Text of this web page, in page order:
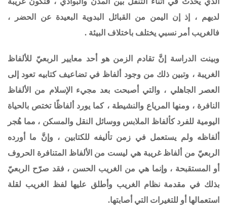
لديهم ، إذ إن اليمن من القبائل البدوية البعيدة عن الحضر ،
فالغريب أمر نسبي يختلف باختلاف البيئة .
وبينت الدراسة إنَّ تقادم الزمن هو أحد معايير الربعيّ للألفاظ
الغريبة ، وتبين ذلك من وجود ألفاظ في تضاعيف كتابيه تعود إلى
العصر الجاهلي ، والتي أصبحت بعد مجيء الإسلام من الألفاظ
النافرة ، ومنها المرياع والنشيطة ، كما يورد ألفاظًا تختص بالحياة
اليومية للفرد كألفاظ الملابس ووسائل النقل والمسكن ، مما هُجر
ألفاظه ولم يستعمل في زمن تأليفه للكتابين ، وإنَّ ما أورده
الربعيّ من ألفاظ غريبة هي ليست من الألفاظ المتنافرة الحروف
أو المستقبحة ، وإنما هي من الغريب الحسن ، فقد صرّح الربعيّ
بذلك في مقدمة نظام الغريب وأطلق عليها لفظ الغريب لقلة
استعمالها أو للتغيرات التي أصابتها.